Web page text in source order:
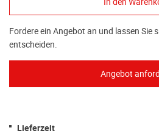
Fordere ein Angebot an und lassen Sie
entscheiden.
Lieferzeit